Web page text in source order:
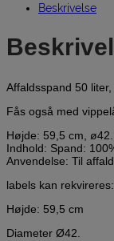
Beskrivelse
Affaldsspand 50
Fås også med
Højde: 59,5 cm,
Indhold: Spand:
Anvendelse: Til
labels kan
Højde: 59,5 cm
Diameter Ø42.